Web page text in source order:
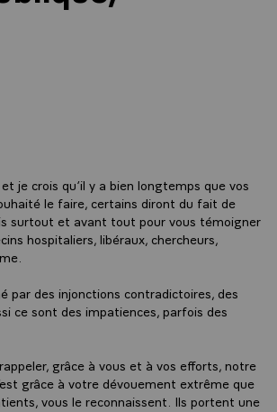
je crois qu’il y a bien longtemps que vos
le faire, certains diront du fait de
surtout et avant tout pour vous témoigner
hospitaliers, libéraux, chercheurs,
par des injonctions contradictoires, des
ce sont des impatiences, parfois des
grâce à vous et à vos efforts, notre
grâce à votre dévouement extrême que
vous le reconnaissent. Ils portent une